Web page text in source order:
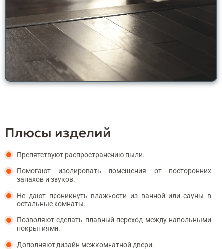
Плюсы изделий
Препятствуют распространению пыли.
Помогают изолировать помещения от посторонних
запахов и звуков.
Не дают проникнуть влажности из ванной или сауны в
остальные комнаты.
Позволяют сделать плавный переход между напольными
покрытиями.
Дополняют дизайн межкомнатной двери.